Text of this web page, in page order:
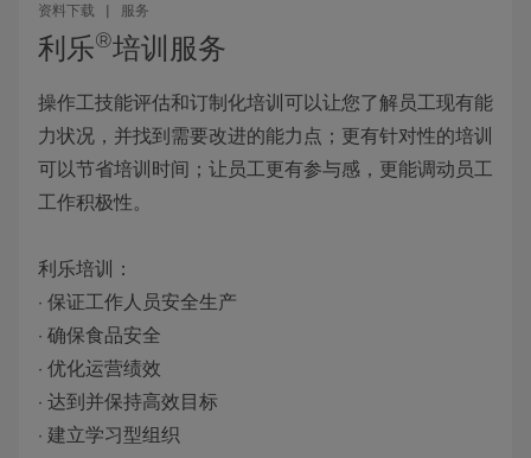
资料下载 | 服务
利乐®培训服务
操作工技能评估和订制化培训可以让您了解员工现有能
力状况，并找到需要改进的能力点；更有针对性的培训
可以节省培训时间；让员工更有参与感，更能调动员工
工作积极性。
利乐培训：
· 保证工作人员安全生产
· 确保食品安全
· 优化运营绩效
· 达到并保持高效目标
· 建立学习型组织